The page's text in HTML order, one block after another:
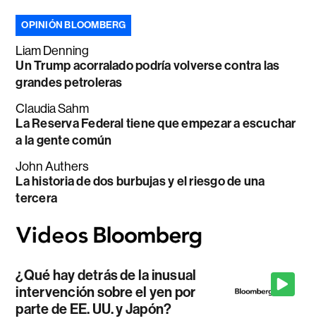
OPINIÓN BLOOMBERG
Liam Denning
Un Trump acorralado podría volverse contra las
grandes petroleras
Claudia Sahm
La Reserva Federal tiene que empezar a escuchar
a la gente común
John Authers
La historia de dos burbujas y el riesgo de una
tercera
¿Qué hay detrás de la inusual
intervención sobre el yen por
parte de EE. UU. y Japón?